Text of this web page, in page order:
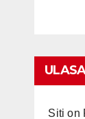
Siti on